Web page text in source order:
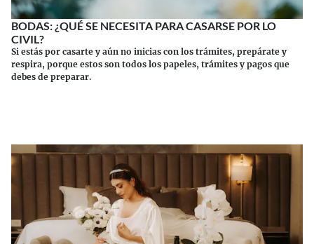
BODAS: ¿QUÉ SE NECESITA PARA CASARSE POR LO
CIVIL?
Si estás por casarte y aún no inicias con los trámites, prepárate y
respira, porque estos son todos los papeles, trámites y pagos que
debes de preparar.